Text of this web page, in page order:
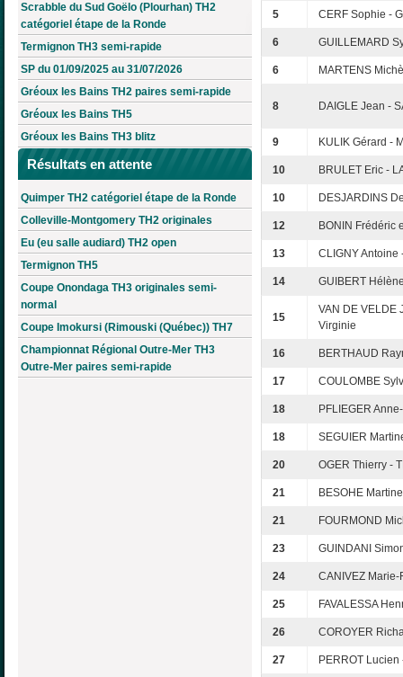
Scrabble du Sud Goëlo (Plourhan) TH2
catégoriel étape de la Ronde
Termignon TH3 semi-rapide
SP du 01/09/2025 au 31/07/2026
Gréoux les Bains TH2 paires semi-rapide
Gréoux les Bains TH5
Gréoux les Bains TH3 blitz
Résultats en attente
Quimper TH2 catégoriel étape de la Ronde
Colleville-Montgomery TH2 originales
Eu (eu salle audiard) TH2 open
Termignon TH5
Coupe Onondaga TH3 originales semi-
normal
Coupe Imokursi (Rimouski (Québec)) TH7
Championnat Régional Outre-Mer TH3
Outre-Mer paires semi-rapide
5 CERF Sophie -
6 GUILLEMARD
6 MARTENS
8 DAIGLE Jean -
9 KULIK Gérard -
10 BRULET Eric -
10 DESJARDINS
12 BONIN Frédéric
13 CLIGNY Antoine
14 GUIBERT
15
VAN DE VELDE
Virginie
16 BERTHAUD
17 COULOMBE
18 PFLIEGER
18 SEGUIER
20 OGER Thierry -
21 BESOHE
21 FOURMOND
23 GUINDANI
24 CANIVEZ
25 FAVALESSA
26 COROYER
27 PERROT